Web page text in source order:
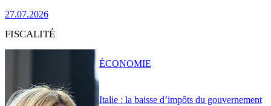
27.07.2026
FISCALITÉ
Italie : la baisse d’impôts du gouvernement
ÉCONOMIE